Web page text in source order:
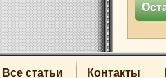
Все статьи Контакты